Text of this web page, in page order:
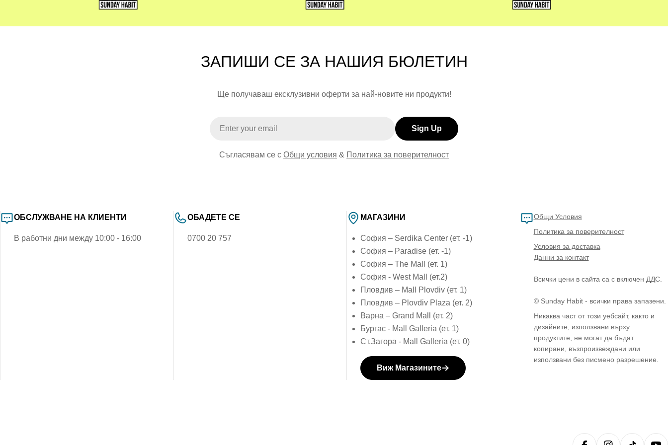
ЗАПИШИ СЕ ЗА НАШИЯ БЮЛЕТИН
Ще получаваш ексклузивни оферти за най-новите ни продукти!
Sign Up
Съгласявам се с Общи условия & Политика за поверителност
ОБСЛУЖВАНЕ НА КЛИЕНТИ
В работни дни между 10:00 - 16:00
ОБАДЕТЕ СЕ
0700 20 757
МАГАЗИНИ
София – Serdika Center (ет. -1)
София – Paradise (ет. -1)
София – The Mall (ет. 1)
София - West Mall (ет.2)
Пловдив – Mall Plovdiv (ет. 1)
Пловдив – Plovdiv Plaza (ет. 2)
Варна – Grand Mall (ет. 2)
Бургас - Mall Galleria (ет. 1)
Ст.Загора - Mall Galleria (ет. 0)
Виж Магазините
Общи Условия
Политика за поверителност
Условия за доставка
Данни за контакт
Всички цени в сайта са с включен ДДС.
© Sunday Habit - всички права запазени.
Никаква част от този уебсайт, както и
дизайните, използвани върху
продуктите, не могат да бъдат
копирани, възпроизвеждани или
използвани без писмено разрешение.